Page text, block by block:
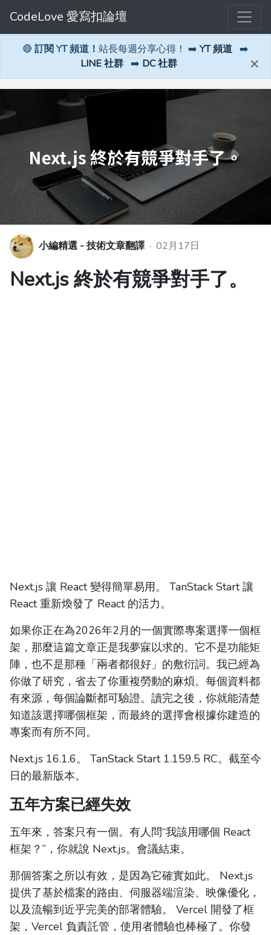
CodeLove 愛寫扣論壇
🔴 訂閱 YT 頻道！ 站長每週分享心得！ ➡️ YT 頻道 ➡️
LINE 社群 ➡️ DC 社群 ×
小編精選 - 技術文章翻譯 · 02月17日
Next.js 終於有競爭對手了。
Next.js 讓 React 變得簡單易用。 TanStack Start 讓
React 重新煥發了 React 的活力。
如果你正在為2026年2月的一個實際專案選擇一個框
架，那麼這篇文章正是我夢寐以求的。它不是功能矩
陣，也不是那種「兩者都很好」的敷衍詞。我已經為
你做了研究，省去了你重複勞動的麻煩。每個資料都
有來源，每個論斷都可驗證。讀完之後，你就能清楚
知道該選擇哪個框架，而最終的選擇會根據你建造的
專案而有所不同。
Next.js 16.1.6。 TanStack Start 1.159.5 RC。截至今
日的最新版本。
五年方案已經失效
五年來，答案只有一個。有人問“我該用哪個 React
框架？”，你就說 Next.js。會議結束。
那個答案之所以有效，是因為它確實如此。 Next.js
提供了基於檔案的路由、伺服器端渲染、映像優化，
以及流暢到近乎完美的部署體驗。 Vercel 開發了框
架，Vercel 負責託管，使用者體驗也棒極了。你發